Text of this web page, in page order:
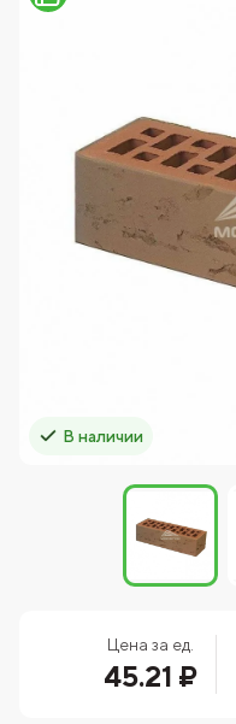
В наличии
Цена за ед.
45.21 ₽